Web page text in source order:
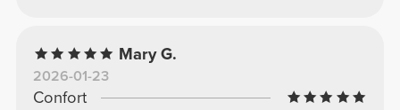
Mary G.
2026-01-23
Confort